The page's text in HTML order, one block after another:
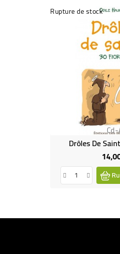
Rupture de stock
Drôles De